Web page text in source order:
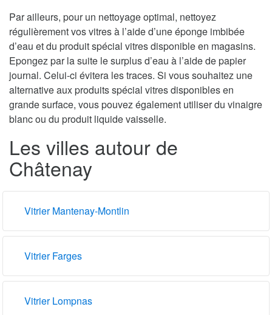
Par ailleurs, pour un nettoyage optimal, nettoyez
régulièrement vos vitres à l’aide d’une éponge imbibée
d’eau et du produit spécial vitres disponible en magasins.
Epongez par la suite le surplus d’eau à l’aide de papier
journal. Celui-ci évitera les traces. Si vous souhaitez une
alternative aux produits spécial vitres disponibles en
grande surface, vous pouvez également utiliser du vinaigre
blanc ou du produit liquide vaisselle.
Les villes autour de
Châtenay
Vitrier Mantenay-Montlin
Vitrier Farges
Vitrier Lompnas